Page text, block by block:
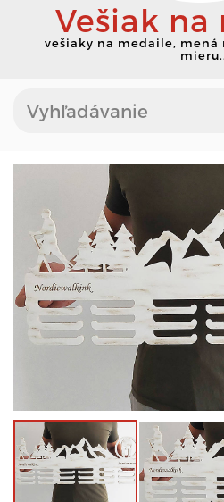
Vešiak
vešiaky na medaile, mená